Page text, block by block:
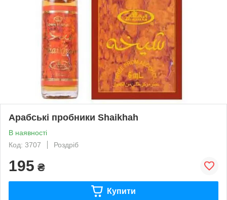
Арабські пробники Shaikhah
В наявності
Код: 3707
Роздріб
195 ₴
Купити